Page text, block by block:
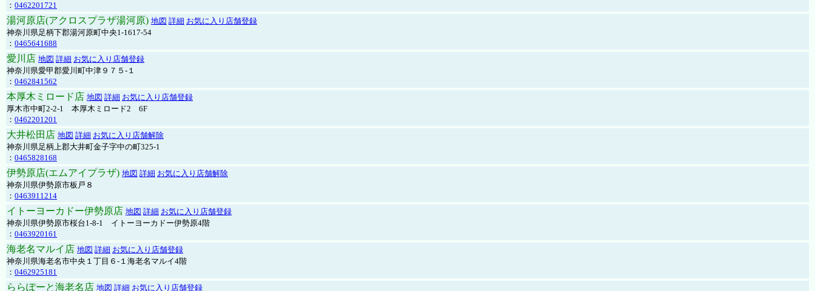
： 0462201721
湯河原店(アクロスプラザ湯河原) 地図 詳細 お気に入り店舗登録
神奈川県足柄下郡湯河原町中央1-1617-54
： 0465641688
愛川店 地図 詳細 お気に入り店舗登録
神奈川県愛甲郡愛川町中津９７５-１
： 0462841562
本厚木ミロード店 地図 詳細 お気に入り店舗登録
厚木市中町2-2-1 本厚木ミロード2 6F
： 0462201201
大井松田店 地図 詳細 お気に入り店舗解除
神奈川県足柄上郡大井町金子字中の町325-1
： 0465828168
伊勢原店(エムアイプラザ) 地図 詳細 お気に入り店舗解除
神奈川県伊勢原市板戸８
： 0463911214
イトーヨーカドー伊勢原店 地図 詳細 お気に入り店舗登録
神奈川県伊勢原市桜台1-8-1 イトーヨーカドー伊勢原4階
： 0463920161
海老名マルイ店 地図 詳細 お気に入り店舗登録
神奈川県海老名市中央１丁目６-１海老名マルイ4階
： 0462925181
ららぽーと海老名店 地図 詳細 お気に入り店舗登録